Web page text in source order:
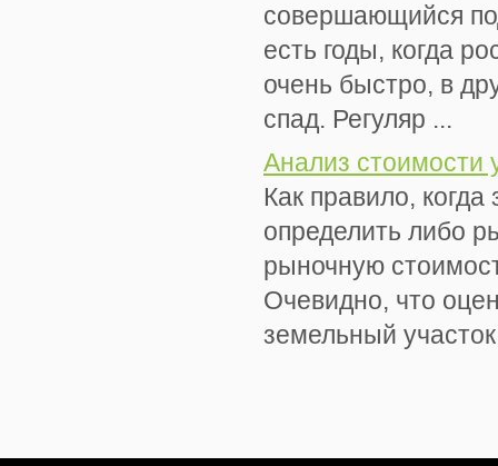
совершающийся
есть годы, когда
очень быстро, в
спад. Регуляр ...
Анализ стоимости
Как правило,
определить либо
рыночную
Очевидно, что
земельный